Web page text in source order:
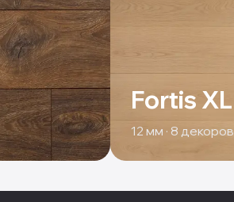
Fortis XL
12 мм · 8 декоров